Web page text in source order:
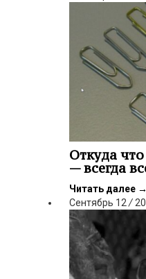
Откуда
— всегда
Читать далее →
Сентябрь 12 /